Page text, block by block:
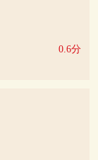
0.6分